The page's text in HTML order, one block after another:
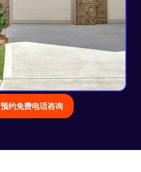
预约免费电话咨询